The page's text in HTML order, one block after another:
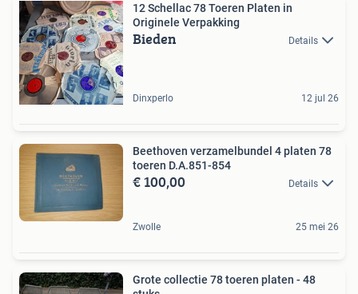
12 Schellac 78 Toeren Platen in
Originele Verpakking
Bieden Details
Dinxperlo 12 jul 26
Beethoven verzamelbundel 4 platen 78
toeren D.A.851-854
€ 100,00 Details
Zwolle 25 mei 26
Grote collectie 78 toeren platen - 48